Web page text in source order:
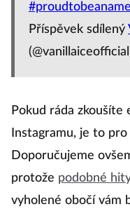
Příspěvek sdílený
Pokud ráda
Instagramu, je to
Doporučujeme
protože podobné
vyholené obočí vám